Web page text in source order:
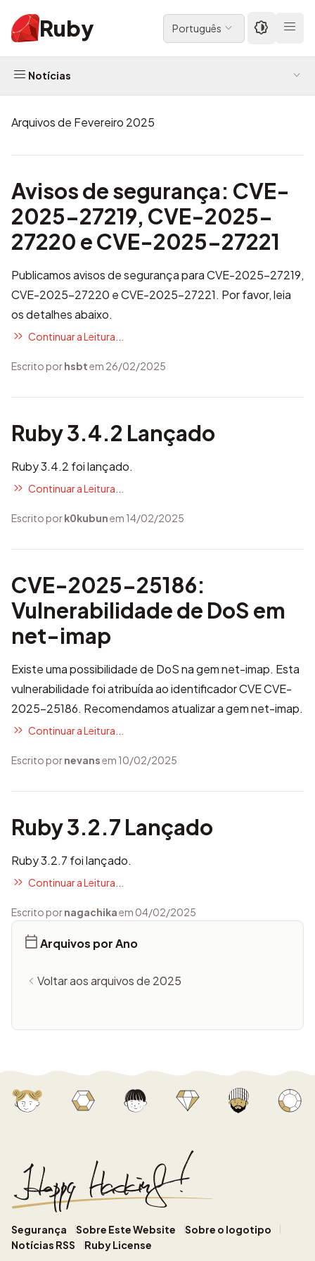
Ruby Português
Notícias
Arquivos de Fevereiro 2025
Avisos de segurança: CVE-
2025-27219, CVE-2025-
27220 e CVE-2025-27221
Publicamos avisos de segurança para CVE-2025-27219,
CVE-2025-27220 e CVE-2025-27221. Por favor, leia
os detalhes abaixo.
Continuar a Leitura...
Escrito porhsbtem 26/02/2025
Ruby 3.4.2 Lançado
Ruby 3.4.2 foi lançado.
Continuar a Leitura...
Escrito pork0kubunem 14/02/2025
CVE-2025-25186:
Vulnerabilidade de DoS em
net-imap
Existe uma possibilidade de DoS na gem net-imap. Esta
vulnerabilidade foi atribuída ao identificador CVECVE-
2025-25186. Recomendamos atualizar a gem net-imap.
Continuar a Leitura...
Escrito pornevansem 10/02/2025
Ruby 3.2.7 Lançado
Ruby 3.2.7 foi lançado.
Continuar a Leitura...
Escrito pornagachikaem 04/02/2025
Arquivos por Ano
Voltar aos arquivos de 2025
Segurança Sobre Este Website
Sobre o logotipo
Notícias RSS
Ruby License